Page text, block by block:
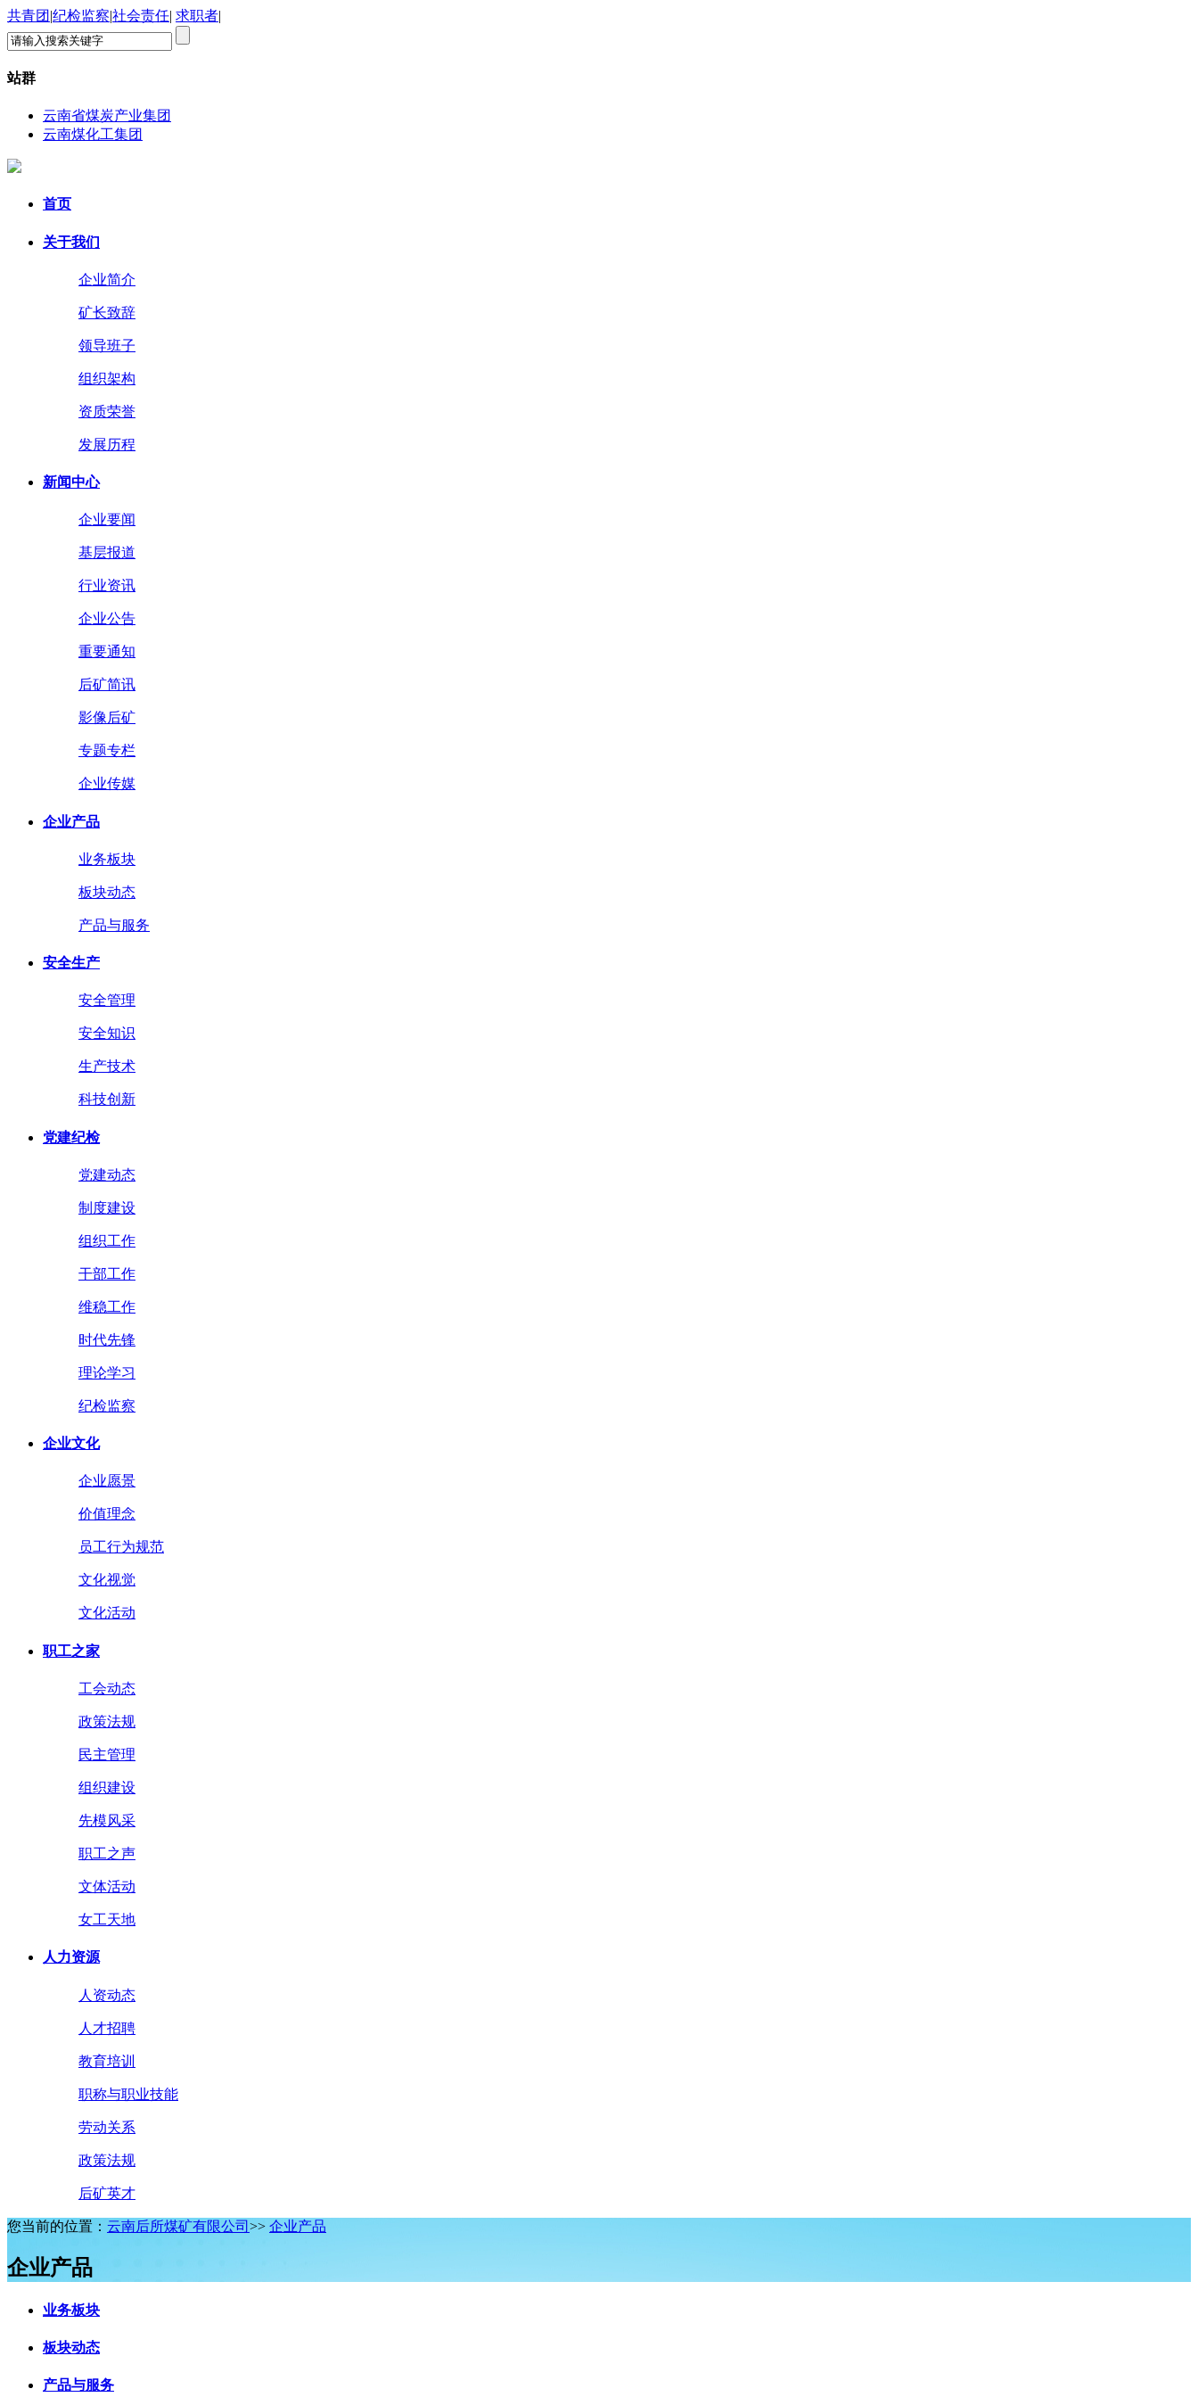
共青团 |纪检监察|社会责任| 求职者|
站群
云南省煤炭产业集团
云南煤化工集团
首页
关于我们
企业简介
矿长致辞
领导班子
组织架构
资质荣誉
发展历程
新闻中心
企业要闻
基层报道
行业资讯
企业公告
重要通知
后矿简讯
影像后矿
专题专栏
企业传媒
企业产品
业务板块
板块动态
产品与服务
安全生产
安全管理
安全知识
生产技术
科技创新
党建纪检
党建动态
制度建设
组织工作
干部工作
维稳工作
时代先锋
理论学习
纪检监察
企业文化
企业愿景
价值理念
员工行为规范
文化视觉
文化活动
职工之家
工会动态
政策法规
民主管理
组织建设
先模风采
职工之声
文体活动
女工天地
人力资源
人资动态
人才招聘
教育培训
职称与职业技能
劳动关系
政策法规
后矿英才
您当前的位置： 云南后所煤矿有限公司 >> 企业产品
企业产品
业务板块
板块动态
产品与服务